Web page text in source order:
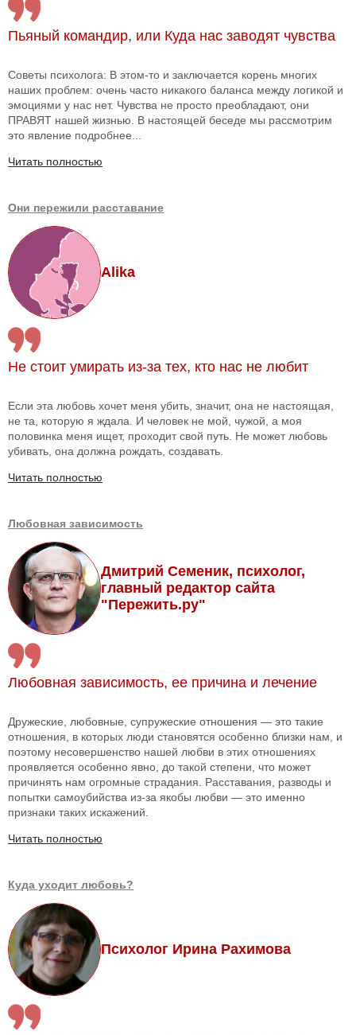
Пьяный командир, или Куда нас заводят чувства
Советы психолога: В этом-то и заключается корень многих
наших проблем: очень часто никакого баланса между логикой и
эмоциями у нас нет. Чувства не просто преобладают, они
ПРАВЯТ нашей жизнью. В настоящей беседе мы рассмотрим
это явление подробнее...
Читать полностью
Они пережили расставание
Alika
Не стоит умирать из-за тех, кто нас не любит
Если эта любовь хочет меня убить, значит, она не настоящая,
не та, которую я ждала. И человек не мой, чужой, а моя
половинка меня ищет, проходит свой путь. Не может любовь
убивать, она должна рождать, создавать.
Читать полностью
Любовная зависимость
Дмитрий Семеник, психолог,
главный редактор сайта
"Пережить.ру"
Любовная зависимость, ее причина и лечение
Дружеские, любовные, супружеские отношения — это такие
отношения, в которых люди становятся особенно близки нам, и
поэтому несовершенство нашей любви в этих отношениях
проявляется особенно явно, до такой степени, что может
причинять нам огромные страдания. Расставания, разводы и
попытки самоубийства из-за якобы любви — это именно
признаки таких искажений.
Читать полностью
Куда уходит любовь?
Психолог Ирина Рахимова